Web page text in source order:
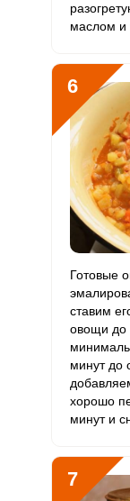
маслом и
6
Готовые
ставим
овощи до
минут до
хорошо
минут и
7